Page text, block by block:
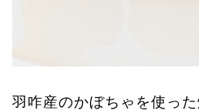
羽咋産のかぼちゃを使った